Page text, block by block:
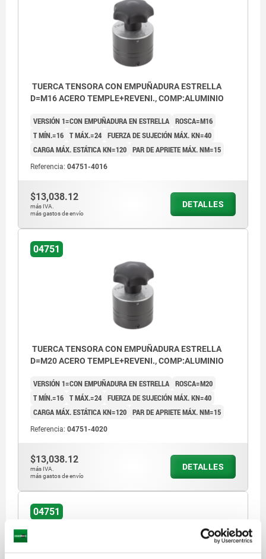
TUERCA TENSORA CON EMPUÑADURA ESTRELLA
D=M16 ACERO TEMPLE+REVENI., COMP:ALUMINIO
VERSIÓN 1=CON EMPUÑADURA EN ESTRELLA ROSCA=M16
T MÍN.=16 T MÁX.=24 FUERZA DE SUJECIÓN MÁX. KN=40
CARGA MÁX. ESTÁTICA KN=120 PAR DE APRIETE MÁX. NM=15
Referencia: 04751-4016
$13,038.12
más IVA.
más gastos de envío
DETALLES
04751
TUERCA TENSORA CON EMPUÑADURA ESTRELLA
D=M20 ACERO TEMPLE+REVENI., COMP:ALUMINIO
VERSIÓN 1=CON EMPUÑADURA EN ESTRELLA ROSCA=M20
T MÍN.=16 T MÁX.=24 FUERZA DE SUJECIÓN MÁX. KN=40
CARGA MÁX. ESTÁTICA KN=120 PAR DE APRIETE MÁX. NM=15
Referencia: 04751-4020
$13,038.12
más IVA.
más gastos de envío
DETALLES
04751